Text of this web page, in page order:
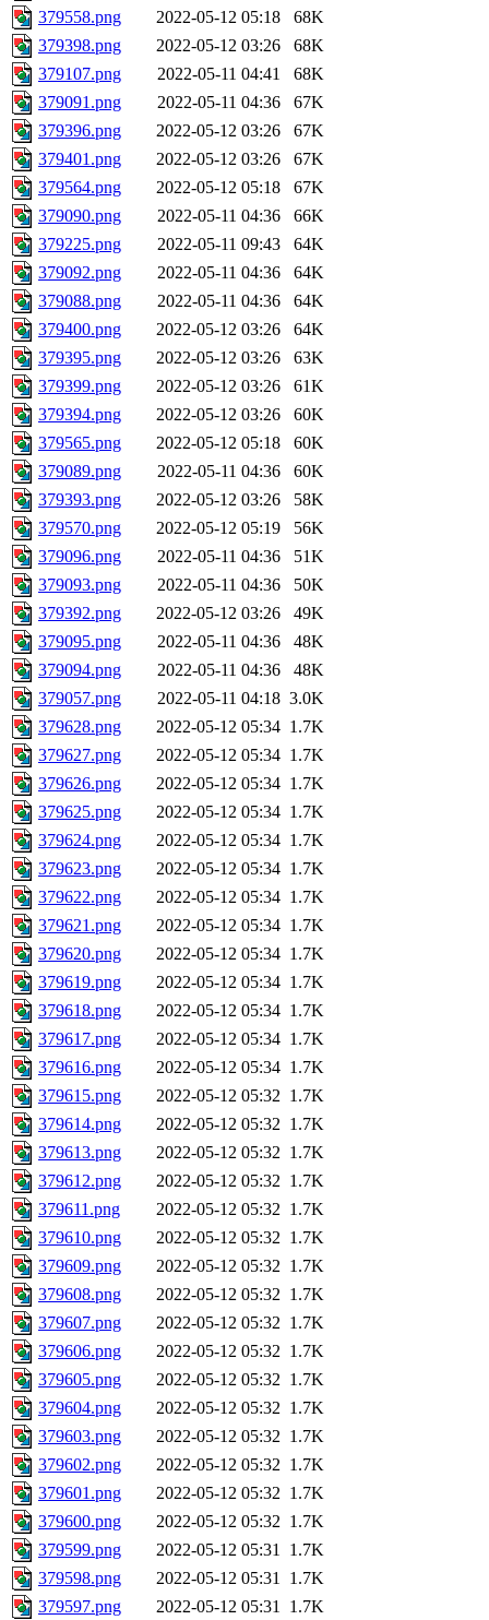
379558.png
2022-05-12 05:18
68K
379398.png
2022-05-12 03:26
68K
379107.png
2022-05-11 04:41
68K
379091.png
2022-05-11 04:36
67K
379396.png
2022-05-12 03:26
67K
379401.png
2022-05-12 03:26
67K
379564.png
2022-05-12 05:18
67K
379090.png
2022-05-11 04:36
66K
379225.png
2022-05-11 09:43
64K
379092.png
2022-05-11 04:36
64K
379088.png
2022-05-11 04:36
64K
379400.png
2022-05-12 03:26
64K
379395.png
2022-05-12 03:26
63K
379399.png
2022-05-12 03:26
61K
379394.png
2022-05-12 03:26
60K
379565.png
2022-05-12 05:18
60K
379089.png
2022-05-11 04:36
60K
379393.png
2022-05-12 03:26
58K
379570.png
2022-05-12 05:19
56K
379096.png
2022-05-11 04:36
51K
379093.png
2022-05-11 04:36
50K
379392.png
2022-05-12 03:26
49K
379095.png
2022-05-11 04:36
48K
379094.png
2022-05-11 04:36
48K
379057.png
2022-05-11 04:18 3.0K
379628.png
2022-05-12 05:34 1.7K
379627.png
2022-05-12 05:34 1.7K
379626.png
2022-05-12 05:34 1.7K
379625.png
2022-05-12 05:34 1.7K
379624.png
2022-05-12 05:34 1.7K
379623.png
2022-05-12 05:34 1.7K
379622.png
2022-05-12 05:34 1.7K
379621.png
2022-05-12 05:34 1.7K
379620.png
2022-05-12 05:34 1.7K
379619.png
2022-05-12 05:34 1.7K
379618.png
2022-05-12 05:34 1.7K
379617.png
2022-05-12 05:34 1.7K
379616.png
2022-05-12 05:34 1.7K
379615.png
2022-05-12 05:32 1.7K
379614.png
2022-05-12 05:32 1.7K
379613.png
2022-05-12 05:32 1.7K
379612.png
2022-05-12 05:32 1.7K
379611.png
2022-05-12 05:32 1.7K
379610.png
2022-05-12 05:32 1.7K
379609.png
2022-05-12 05:32 1.7K
379608.png
2022-05-12 05:32 1.7K
379607.png
2022-05-12 05:32 1.7K
379606.png
2022-05-12 05:32 1.7K
379605.png
2022-05-12 05:32 1.7K
379604.png
2022-05-12 05:32 1.7K
379603.png
2022-05-12 05:32 1.7K
379602.png
2022-05-12 05:32 1.7K
379601.png
2022-05-12 05:32 1.7K
379600.png
2022-05-12 05:32 1.7K
379599.png
2022-05-12 05:31 1.7K
379598.png
2022-05-12 05:31 1.7K
379597.png
2022-05-12 05:31 1.7K